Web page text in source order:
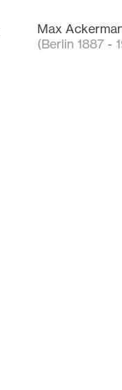
Max
(Berlin 1887 -